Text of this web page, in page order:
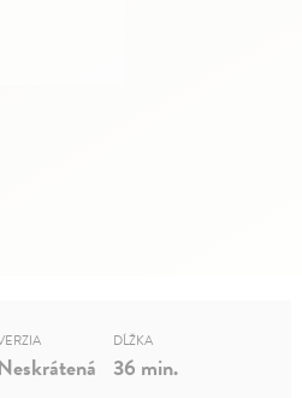
DĹŽKA
36 min.